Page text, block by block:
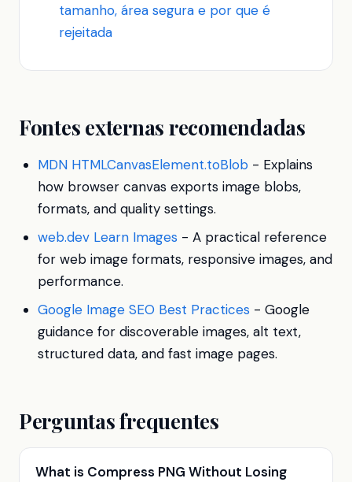
tamanho, área segura e por que é
rejeitada
Fontes externas recomendadas
MDN HTMLCanvasElement.toBlob - Explains
how browser canvas exports image blobs,
formats, and quality settings.
web.dev Learn Images - A practical reference
for web image formats, responsive images, and
performance.
Google Image SEO Best Practices - Google
guidance for discoverable images, alt text,
structured data, and fast image pages.
Perguntas frequentes
What is Compress PNG Without Losing